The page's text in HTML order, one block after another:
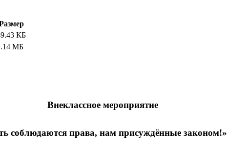
КБ
МБ
Внеклассное мероприятие
соблюдаются права, нам присуждённые законом!»